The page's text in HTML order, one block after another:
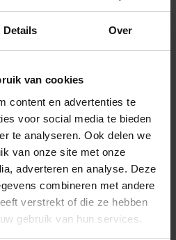
Details Over
van cookies
content en advertenties te
voor social media te bieden
te analyseren. Ook delen we
van onze site met onze
adverteren en analyse. Deze
combineren met andere
verstrekt of die ze hebben
gebruik van hun services.
ATTO